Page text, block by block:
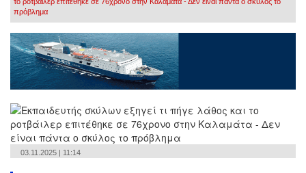
πρόβλημα
03.11.2025 | 11:14